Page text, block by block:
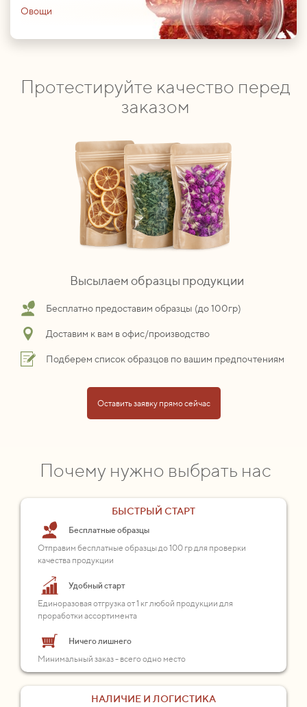
Овощи
Протестируйте качество перед
заказом
Высылаем образцы продукции
Бесплатно предоставим образцы (до 100гр)
Доставим к вам в офис/производство
Подберем список образцов по вашим предпочтениям
Оставить заявку прямо сейчас
Почему нужно выбрать нас
БЫСТРЫЙ СТАРТ
Бесплатные образцы
Отправим бесплатные образцы до 100 гр для проверки
качества продукции
Удобный старт
Единоразовая отгрузка от 1 кг любой продукции для
проработки ассортимента
Ничего лишнего
Минимальный заказ - всего одно место
НАЛИЧИЕ И ЛОГИСТИКА